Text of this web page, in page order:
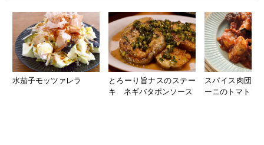
水茄子モッツァレラ
とろーり旨ナスのステー
キ ネギバタポンソース
スパイス肉団子
ーニのトマトソ